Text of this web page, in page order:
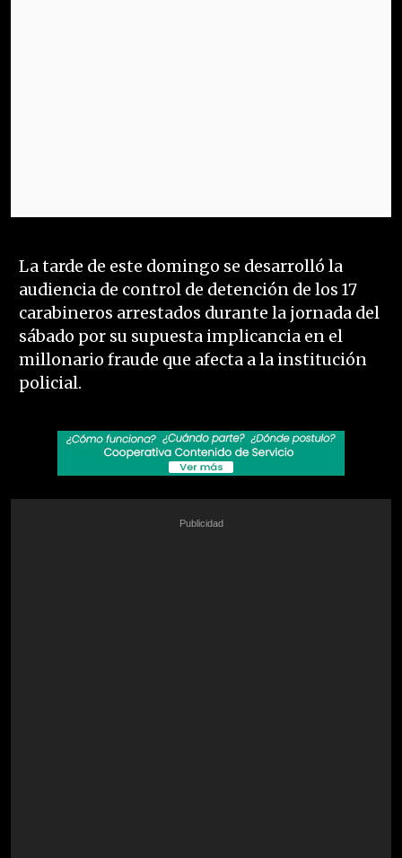
La tarde de este domingo se desarrolló la
audiencia de control de detención de los 17
carabineros arrestados durante la jornada del
sábado por su supuesta implicancia en el
millonario fraude que afecta a la institución
policial.